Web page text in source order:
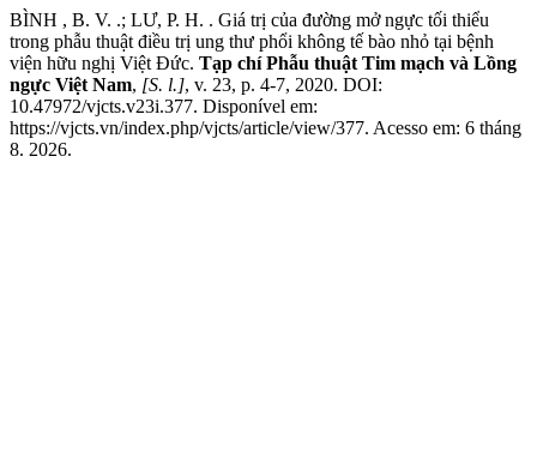
BÌNH , B. V. .; LƯ, P. H. . Giá trị của đường mở ngực tối thiểu
trong phẫu thuật điều trị ung thư phổi không tế bào nhỏ tại bệnh
viện hữu nghị Việt Đức. Tạp chí Phẫu thuật Tim mạch và Lồng
ngực Việt Nam, [S. l.], v. 23, p. 4-7, 2020. DOI:
10.47972/vjcts.v23i.377. Disponível em:
https://vjcts.vn/index.php/vjcts/article/view/377. Acesso em: 6 tháng
8. 2026.